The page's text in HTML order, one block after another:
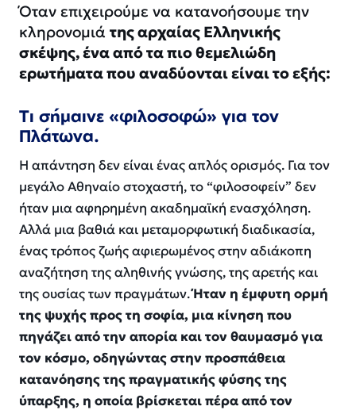
Όταν επιχειρούμε να κατανοήσουμε την
κληρονομιά της αρχαίας Ελληνικής
σκέψης, ένα από τα πιο θεμελιώδη
ερωτήματα που αναδύονται είναι το εξής:
Τι σήμαινε «φιλοσοφώ» για τον
Πλάτωνα.
Η απάντηση δεν είναι ένας απλός ορισμός. Για τον
μεγάλο Αθηναίο στοχαστή, το “φιλοσοφείν” δεν
ήταν μια αφηρημένη ακαδημαϊκή ενασχόληση.
Αλλά μια βαθιά και μεταμορφωτική διαδικασία,
ένας τρόπος ζωής αφιερωμένος στην αδιάκοπη
αναζήτηση της αληθινής γνώσης, της αρετής και
της ουσίας των πραγμάτων.Ήταν η έμφυτη ορμή
της ψυχής προς τη σοφία, μια κίνηση που
πηγάζει από την απορία και τον θαυμασμό για
τον κόσμο, οδηγώντας στην προσπάθεια
κατανόησης της πραγματικής φύσης της
ύπαρξης, η οποία βρίσκεται πέρα από τον